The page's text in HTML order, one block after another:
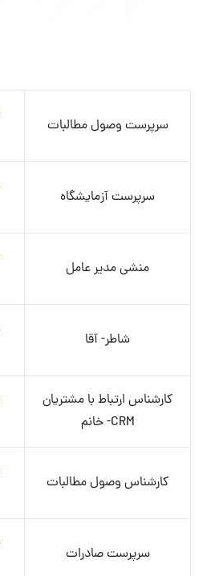
سرپرست وصول مطالبات
سرپرست آزمایشگاه
منشی مدیر عامل
شاطر- آقا
کارشناس ارتباط با مشتریان
CRM- خانم
کارشناس وصول مطالبات
سرپرست صادرات